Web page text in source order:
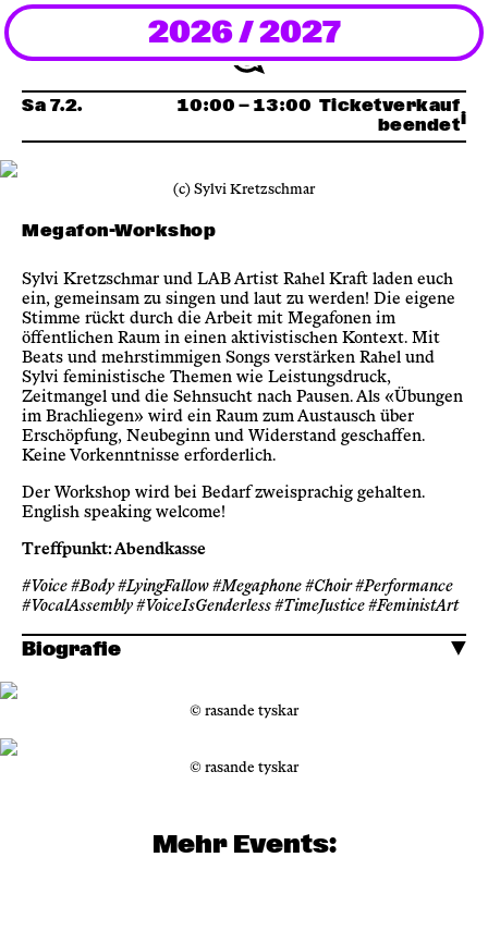
Newsletter
KaBar/ZischBar
Über uns
Residenzen
Mitmachen
Service
Archiv
2026 / 2027
Sa 7.2. 10:00— 13:00 Ticketverkauf
beendet
(c) Sylvi Kretzschmar
Megafon-Workshop
Sylvi Kretzschmar und LAB Artist Rahel Kraft laden euch
ein, gemeinsam zu singen und laut zu werden! Die eigene
Stimme rückt durch die Arbeit mit Megafonen im
öffentlichen Raum in einen aktivistischen Kontext. Mit
Beats und mehrstimmigen Songs verstärken Rahel und
Sylvi feministische Themen wie Leistungsdruck,
Zeitmangel und die Sehnsucht nach Pausen. Als «Übungen
im Brachliegen» wird ein Raum zum Austausch über
Erschöpfung, Neubeginn und Widerstand geschaffen.
Keine Vorkenntnisse erforderlich.
Der Workshop wird bei Bedarf zweisprachig gehalten.
English speaking welcome!
Treffpunkt: Abendkasse
#Voice #Body #LyingFallow #Megaphone #Choir #Performance
#VocalAssembly #VoiceIsGenderless #TimeJustice #FeministArt
Biografie
© rasande tyskar
© rasande tyskar
Mehr Events: